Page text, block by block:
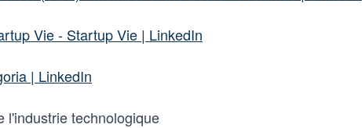
Vie - Startup Vie | LinkedIn
| LinkedIn
l'industrie technologique